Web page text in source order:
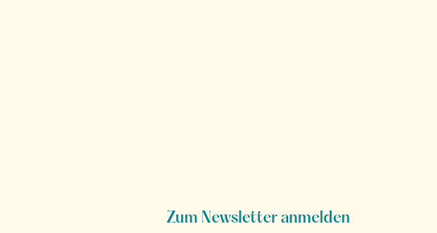
Zum Newsletter anmelden